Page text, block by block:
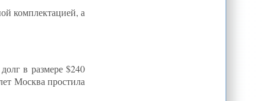
комплектацией, а
в размере $240
Москва простила